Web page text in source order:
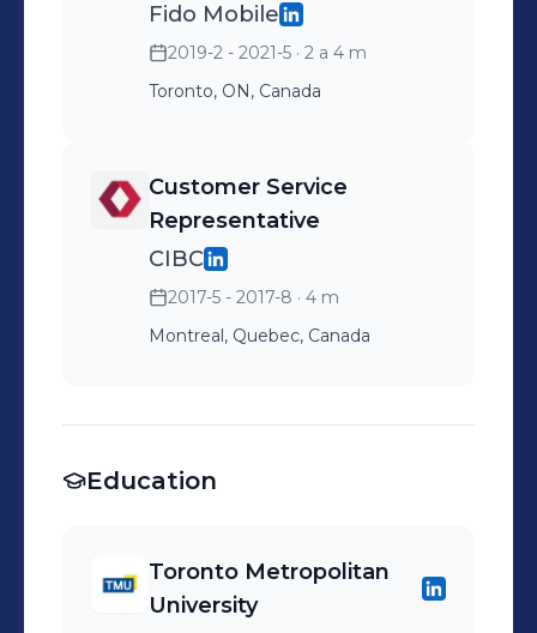
Fido Mobile
2019-2 - 2021-5 · 2 a 4 m
Toronto, ON, Canada
Customer Service
Representative
CIBC
2017-5 - 2017-8 · 4 m
Montreal, Quebec, Canada
Education
Toronto Metropolitan
University